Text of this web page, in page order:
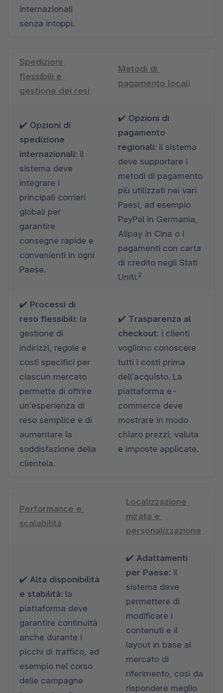
internazionali
senza intoppi.
Spedizioni
flessibili e
gestione dei resi
Metodi di
pagamento locali
✔️ Opzioni di
spedizione
internazionali: il
sistema deve
integrare i
principali corrieri
globali per
garantire
consegne rapide e
convenienti in ogni
Paese.
✔️ Opzioni di
pagamento
regionali: il sistema
deve supportare i
metodi di pagamento
più utilizzati nei vari
Paesi, ad esempio
PayPal in Germania,
Alipay in Cina o i
pagamenti con carta
di credito negli Stati
Uniti.2
✔️ Processi di
reso flessibili: la
gestione di
indirizzi, regole e
costi specifici per
ciascun mercato
permette di offrire
un’esperienza di
reso semplice e di
aumentare la
soddisfazione della
clientela.
✔️ Trasparenza al
checkout: i clienti
vogliono conoscere
tutti i costi prima
dell’acquisto. La
piattaforma e-
commerce deve
mostrare in modo
chiaro prezzi, valuta
e imposte applicate.
Performance e
scalabilità
Localizzazione
mirata e
personalizzazione
✔️ Alta disponibilità
e stabilità: la
piattaforma deve
garantire continuità
anche durante i
picchi di traffico, ad
esempio nel corso
delle campagne
✔️ Adattamenti
per Paese: il
sistema deve
permettere di
modificare i
contenuti e il
layout in base al
mercato di
riferimento, così da
rispondere meglio